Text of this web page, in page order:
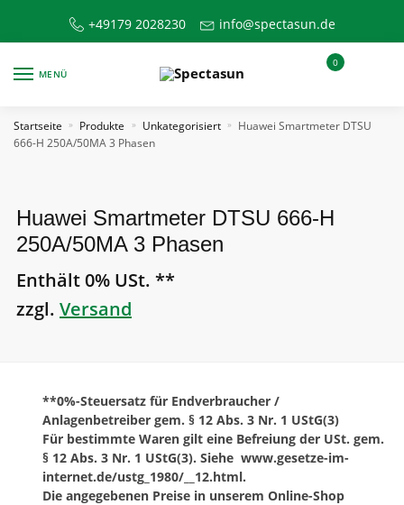
+49179 2028230 info@spectasun.de
MENÜ
0
Startseite » Produkte » Unkategorisiert »
Huawei Smartmeter DTSU
666-H 250A/50MA 3 Phasen
Huawei Smartmeter DTSU 666-H
250A/50MA 3 Phasen
Enthält 0% USt. **
zzgl. Versand
**0%-Steuersatz für Endverbraucher /
Anlagenbetreiber gem. § 12 Abs. 3 Nr. 1 UStG(3)
Für bestimmte Waren gilt eine Befreiung der USt. gem.
§ 12 Abs. 3 Nr. 1 UStG(3). Siehe www.gesetze-im-
internet.de/ustg_1980/__12.html.
Die angegebenen Preise in unserem Online-Shop